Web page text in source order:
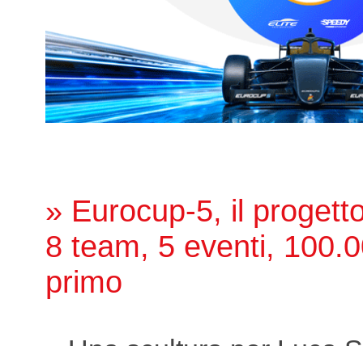
» Eurocup-5, il
8 team, 5 eventi,
primo